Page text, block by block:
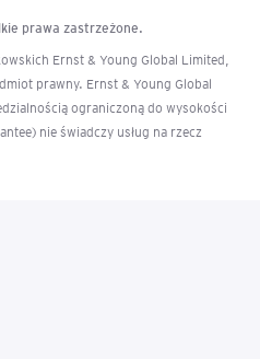
prawa zastrzeżone.
Ernst & Young Global Limited,
prawny. Ernst & Young Global
ograniczoną do wysokości
nie świadczy usług na rzecz